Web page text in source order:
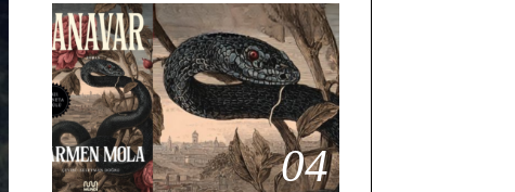
04